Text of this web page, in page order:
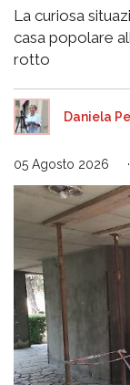
La curiosa
casa popolare
rotto
Daniela
05 Agosto 2026